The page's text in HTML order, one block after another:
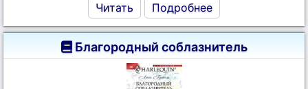
Читать Подробнее
Благородный соблазнитель